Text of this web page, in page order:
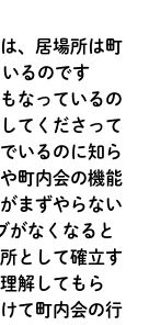
、居場所は町
るのです
なっているの
てくださって
いるのに知ら
町内会の機能
まずやらない
がなくなると
として確立す
解してもら
て町内会の行